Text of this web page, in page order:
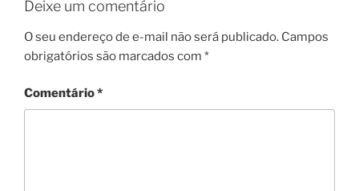
Deixe um comentário
O seu endereço de e-mail não será publicado. Campos
obrigatórios são marcados com *
Comentário*